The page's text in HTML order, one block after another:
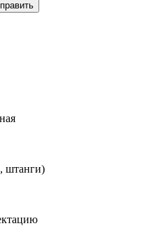
штанги)